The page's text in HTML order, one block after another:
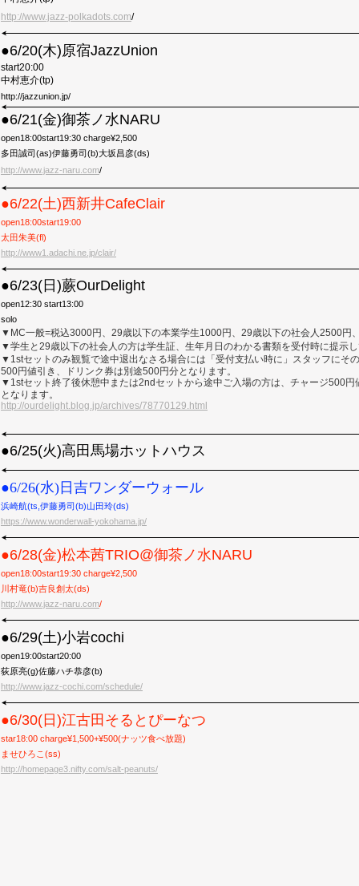
http://www.jazz-polkadots.com/
●6/20(木)原宿JazzUnion
start20:00
中村恵介(tp)
http://jazzunion.jp/
●6/21(金)御茶ノ水NARU
open18:00start19:30 charge¥2,500
多田誠司(as)伊藤勇司(b)大坂昌彦(ds)
http://www.jazz-naru.com/
●6/22(土)西新井CafeClair
open18:00start19:00
太田朱美(fl)
http://www1.adachi.ne.jp/clair/
●6/23(日)蕨OurDelight
open12:30 start13:00
solo
▼ MC一般=税込3000円、29歳以下の本業学生1000円、29歳以下の社会人2500円
▼学生と 29歳以下の社会人の方は学生証、生年月日のわかる書類を受付時に提示
▼ 1stセットのみ観覧で途中退出なさる場合には「受付支払い時に」スタッフにそ
500円値引き、ドリンク券は別途500円分となります。
▼ 1stセット終了後休憩中または2ndセットから途中ご入場の方は、チャージ500
となります。
http://ourdelight.blog.jp/archives/78770129.html
●6/25(火)高田馬場ホットハウス
●6/26(水)日吉ワンダーウォール
浜崎航(ts,伊藤勇司(b)山田玲(ds)
https://www.wonderwall-yokohama.jp/
●6/28(金)松本茜TRIO@御茶ノ水NARU
open18:00start19:30 charge¥2,500
川村竜(b)吉良創太(ds)
http://www.jazz-naru.com/
●6/29(土)小岩cochi
open19:00start20:00
荻原亮(g)佐藤ハチ恭彦(b)
http://www.jazz-cochi.com/schedule/
●6/30(日)江古田そるとぴーなつ
star18:00 charge¥1,500+¥500(ナッツ食べ放題)
ませひろこ(ss)
http://homepage3.nifty.com/salt-peanuts/